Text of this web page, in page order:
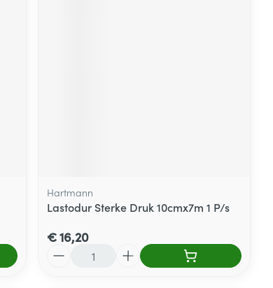
Hartmann
Lastodur Sterke Druk 10cmx7m 1 P/s
€ 16,20